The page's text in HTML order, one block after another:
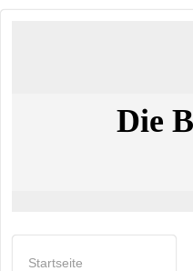
Die
-
Startseite